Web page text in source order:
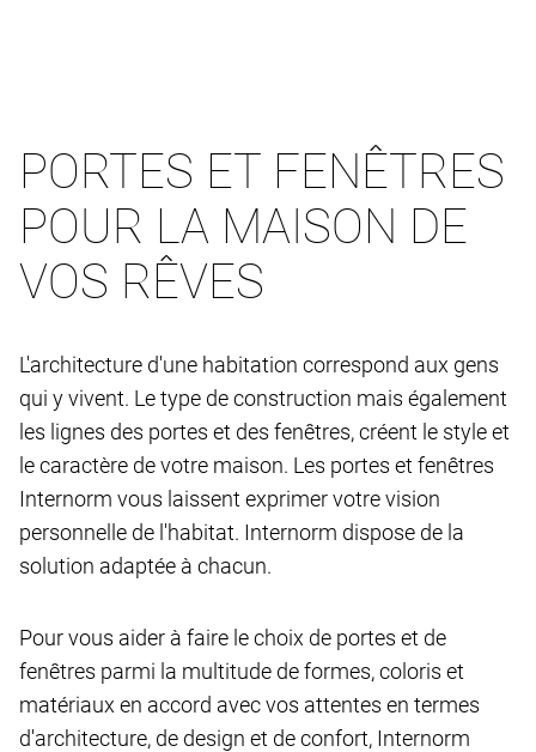
PORTES ET FENÊTRES
POUR LA MAISON DE
VOS RÊVES
L'architecture d'une habitation correspond aux gens
qui y vivent. Le type de construction mais également
les lignes des portes et des fenêtres, créent le style et
le caractère de votre maison. Les portes et fenêtres
Internorm vous laissent exprimer votre vision
personnelle de l'habitat. Internorm dispose de la
solution adaptée à chacun.
Pour vous aider à faire le choix de portes et de
fenêtres parmi la multitude de formes, coloris et
matériaux en accord avec vos attentes en termes
d'architecture, de design et de confort, Internorm